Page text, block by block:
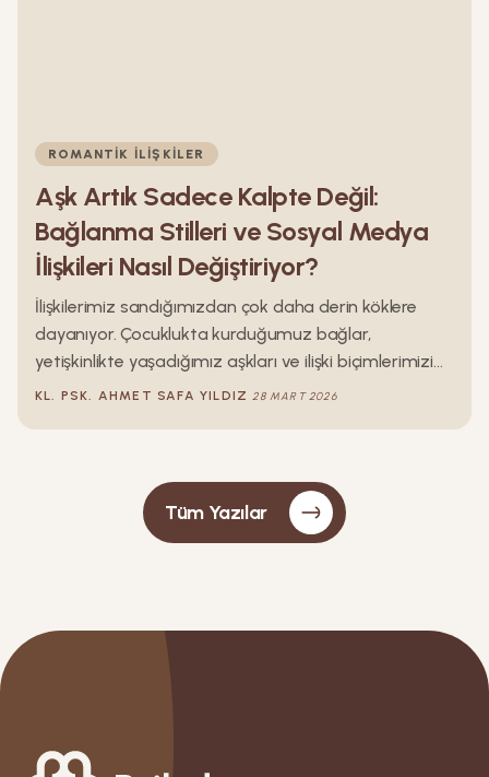
ROMANTIK İLIŞKILER
Aşk Artık Sadece Kalpte Değil:
Bağlanma Stilleri ve Sosyal Medya
İlişkileri Nasıl Değiştiriyor?
İlişkilerimiz sandığımızdan çok daha derin köklere
dayanıyor. Çocuklukta kurduğumuz bağlar,
yetişkinlikte yaşadığımız aşkları ve ilişki biçimlerimizi
fark etmeden şekillendiriyor. Ancak günümüzde bu
bağlanma stillerinin romantik ilişkiler üzerindeki
etkisini ve sosyal medyanın bu dengeyi nasıl
KL. PSK. AHMET SAFA YILDIZ 28 MART 2026
Tüm Yazılar